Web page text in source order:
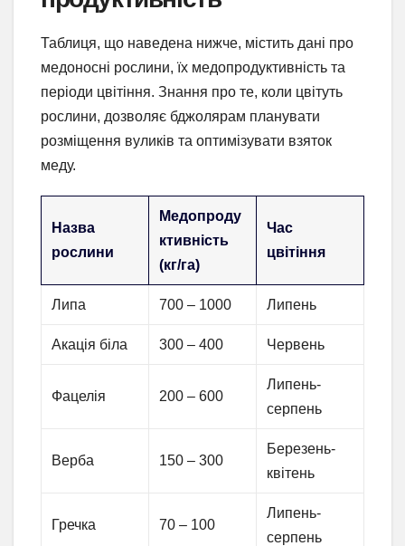
Таблиця, що наведена нижче, містить дані про
медоносні рослини, їх медопродуктивність та
періоди цвітіння. Знання про те, коли цвітуть
рослини, дозволяє бджолярам планувати
розміщення вуликів та оптимізувати взяток
меду.
Назва
рослини
Медопроду
ктивність
(кг/га)
Час
цвітіння
Липа 700 – 1000 Липень
Акація біла 300 – 400 Червень
Фацелія 200 – 600
Липень-
серпень
Верба 150 – 300
Березень-
квітень
Гречка 70 – 100
Липень-
серпень